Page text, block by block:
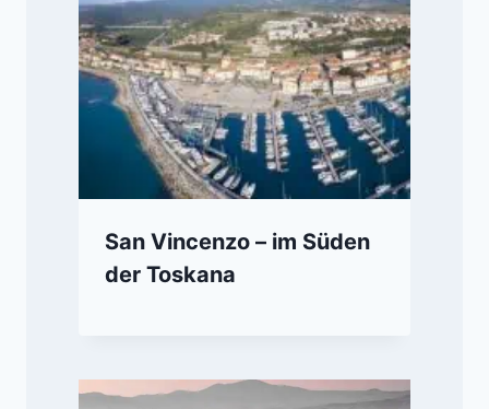
San Vincenzo – im Süden
der Toskana